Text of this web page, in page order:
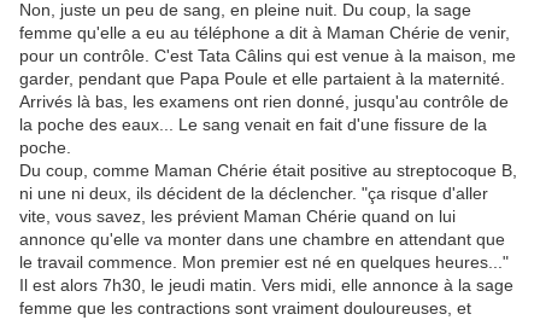
Non, juste un peu de sang, en pleine nuit. Du coup, la sage
femme qu'elle a eu au téléphone a dit à Maman Chérie de venir,
pour un contrôle. C'est Tata Câlins qui est venue à la maison, me
garder, pendant que Papa Poule et elle partaient à la maternité.
Arrivés là bas, les examens ont rien donné, jusqu'au contrôle de
la poche des eaux... Le sang venait en fait d'une fissure de la
poche.
Du coup, comme Maman Chérie était positive au streptocoque B,
ni une ni deux, ils décident de la déclencher. "ça risque d'aller
vite, vous savez, les prévient Maman Chérie quand on lui
annonce qu'elle va monter dans une chambre en attendant que
le travail commence. Mon premier est né en quelques heures..."
Il est alors 7h30, le jeudi matin. Vers midi, elle annonce à la sage
femme que les contractions sont vraiment douloureuses, et